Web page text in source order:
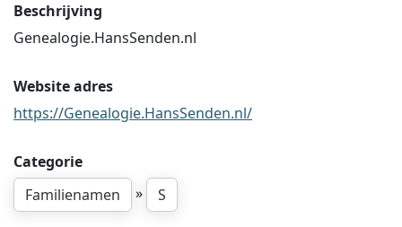
Beschrijving
Genealogie.HansSenden.nl
Website adres
https://Genealogie.HansSenden.nl/
Categorie
Familienamen
» S